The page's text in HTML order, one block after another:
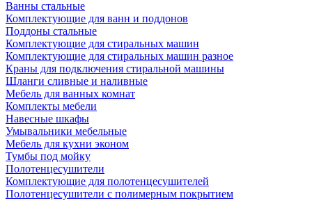
Ванны стальные
Комплектующие для ванн и поддонов
Поддоны стальные
Комплектующие для стиральных машин
Комплектующие для стиральных машин разное
Краны для подключения стиральной машины
Шланги сливные и наливные
Мебель для ванных комнат
Комплекты мебели
Навесные шкафы
Умывальники мебельные
Мебель для кухни эконом
Тумбы под мойку
Полотенцесушители
Комплектующие для полотенцесушителей
Полотенцесушители с полимерным покрытием